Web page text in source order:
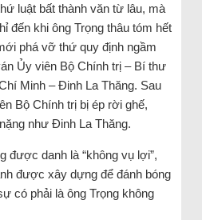
luật bất thành văn từ lâu, mà
đến khi ông Trọng thâu tóm hết
phá vỡ thứ quy định ngầm
Ủy viên Bộ Chính trị – Bí thư
Minh – Đinh La Thăng. Sau
Bộ Chính trị bị ép rời ghế,
như Đinh La Thăng.
được danh là “không vụ lợi”,
được xây dựng để đánh bóng
có phải là ông Trọng không